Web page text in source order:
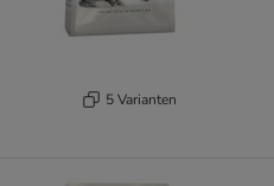
5 Varianten